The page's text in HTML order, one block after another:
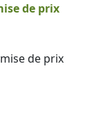
de prix
de prix